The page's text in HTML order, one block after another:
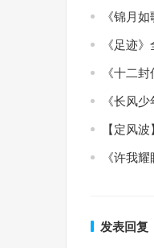
《锦月
《足迹
《十二
《长风
【定风
《许我
发表回复